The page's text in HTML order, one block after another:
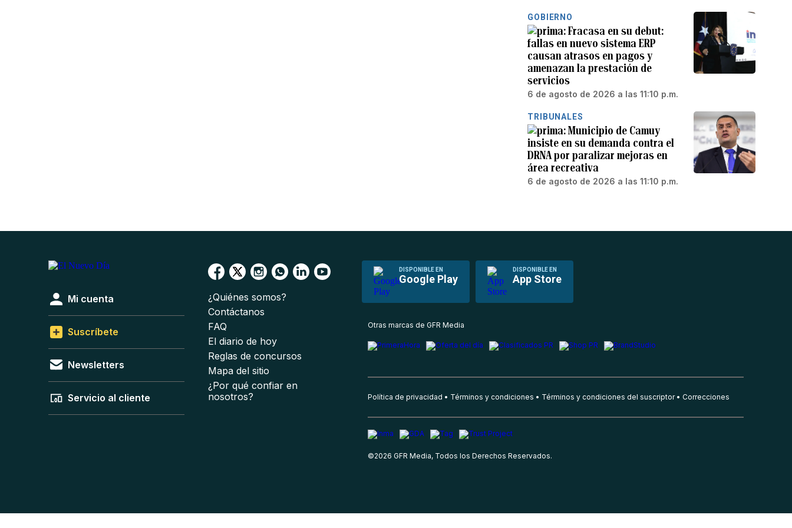
GOBIERNO
Fracasa en su debut:
fallas en nuevo sistema ERP
causan atrasos en pagos y
amenazan la prestación de
servicios
6 de agosto de 2026 a las 11:10 p.m.
TRIBUNALES
Municipio de Camuy
insiste en su demanda contra el
DRNA por paralizar mejoras en
área recreativa
6 de agosto de 2026 a las 11:10 p.m.
DISPONIBLE EN
Google Play
DISPONIBLE EN
App Store
Mi cuenta
Suscríbete
Newsletters
Servicio al cliente
¿Quiénes somos?
Contáctanos
FAQ
El diario de hoy
Reglas de concursos
Mapa del sitio
¿Por qué confiar en
nosotros?
Otras marcas de GFR Media
Política de privacidad Términos y condiciones Términos y condiciones del suscriptor Correcciones
©2026 GFR Media, Todos los Derechos Reservados.